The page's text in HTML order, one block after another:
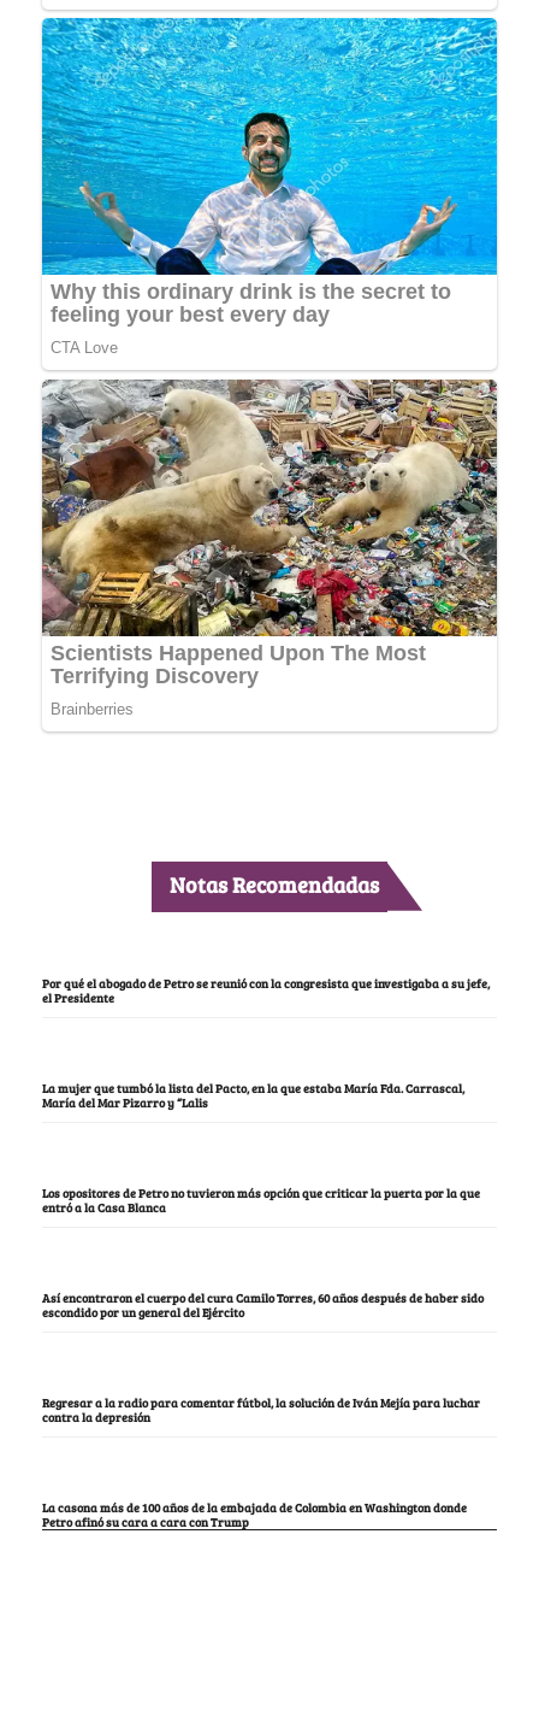
Notas Recomendadas
Por qué el abogado de Petro se reunió con la congresista que investigaba a su jefe,
el Presidente
La mujer que tumbó la lista del Pacto, en la que estaba María Fda. Carrascal,
María del Mar Pizarro y “Lalis
Los opositores de Petro no tuvieron más opción que criticar la puerta por la que
entró a la Casa Blanca
Así encontraron el cuerpo del cura Camilo Torres, 60 años después de haber sido
escondido por un general del Ejército
Regresar a la radio para comentar fútbol, la solución de Iván Mejía para luchar
contra la depresión
La casona más de 100 años de la embajada de Colombia en Washington donde
Petro afinó su cara a cara con Trump